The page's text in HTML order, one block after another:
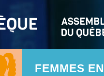
FEMMES